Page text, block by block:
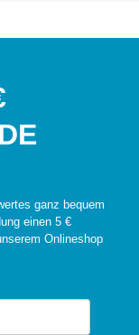
ganz bequem
einen 5 €
Onlineshop